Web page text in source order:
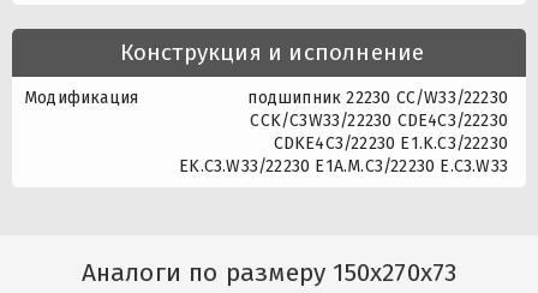
Конструкция и исполнение
Модификация
подшипник 22230 CC/W33/22230
CCK/C3W33/22230 CDE4C3/22230
CDKE4C3/22230 E1.K.C3/22230
EK.C3.W33/22230 E1A.M.C3/22230 E.C3.W33
Аналоги по размеру 150x270x73